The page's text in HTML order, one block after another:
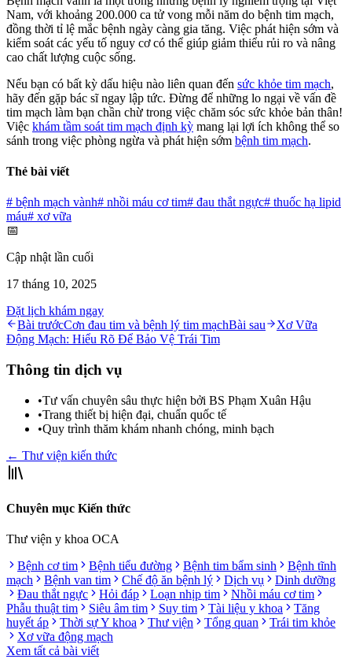
Nam, với khoảng 200.000 ca tử vong mỗi năm do bệnh tim mạch,
đồng thời tỉ lệ mắc bệnh ngày càng gia tăng. Việc phát hiện sớm và
kiểm soát các yếu tố nguy cơ có thể giúp giảm thiểu rủi ro và nâng
cao chất lượng cuộc sống.
Nếu bạn có bất kỳ dấu hiệu nào liên quan đến sức khỏe tim mạch,
hãy đến gặp bác sĩ ngay lập tức. Đừng để những lo ngại về vấn đề
tim mạch làm bạn chần chừ trong việc chăm sóc sức khỏe bản thân!
Việc khám tầm soát tim mạch định kỳ mang lại lợi ích không thể so
sánh trong việc phòng ngừa và phát hiện sớm bệnh tim mạch.
Thẻ bài viết
# bệnh mạch vành# nhồi máu cơ tim# đau thắt ngực# thuốc hạ lipid
máu# xơ vữa
📅
Cập nhật lần cuối
17 tháng 10, 2025
Đặt lịch khám ngay
Bài trướcCơn đau tim và bệnh lý tim mạchBài sau
Xơ Vữa
Động Mạch: Hiểu Rõ Để Bảo Vệ Trái Tim
Thông tin dịch vụ
•Tư vấn chuyên sâu thực hiện bởi BS Phạm Xuân Hậu
•Trang thiết bị hiện đại, chuẩn quốc tế
•Quy trình thăm khám nhanh chóng, minh bạch
← Thư viện kiến thức
Chuyên mục Kiến thức
Thư viện y khoa OCA
Bệnh cơ tim
Bệnh tiểu đường Bệnh tim bẩm sinh
Bệnh tĩnh
mạch
Bệnh van tim Chế độ ăn bệnh lý Dịch vụ
Dinh dưỡng
Đau thắt ngực
Hỏi đáp Loạn nhịp tim
Nhồi máu cơ tim
Phẫu thuật tim
Siêu âm tim Suy tim Tài liệu y khoa
Tăng
huyết áp
Thời sự Y khoa Thư viện Tổng quan
Trái tim khỏe
Xơ vữa động mạch
Xem tất cả bài viết